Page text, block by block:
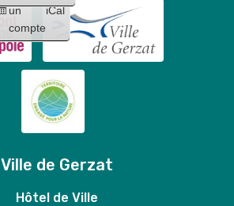
un
compte
iCal
Ville de Gerzat
Hôtel de Ville